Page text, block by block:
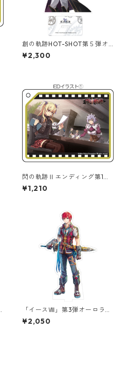
創の軌跡HOT-SHOT第５弾オ
ーロラアクリルスタンド
¥2,300
閃の軌跡Ⅱエンディング第1弾
極厚アクリルキーチェーン
¥1,210
「イースⅧ」第3弾オーロラア
クリルスタンド
¥2,050